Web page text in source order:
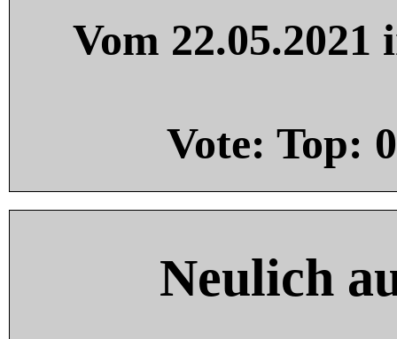
Vom
Vote: Top: 0
Neulich